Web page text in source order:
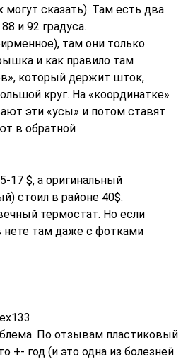
могут сказать). Там есть два
и 92 градуса.
там они только
и как правило там
который держит шток,
круг. На «координатке»
эти «усы» и потом ставят
в обратной
17 $, а оригинальный
стоил в районе 40$.
термостат. Но если
там даже с фотками
По отзывам пластиковый
+- год (и это одна из болезней